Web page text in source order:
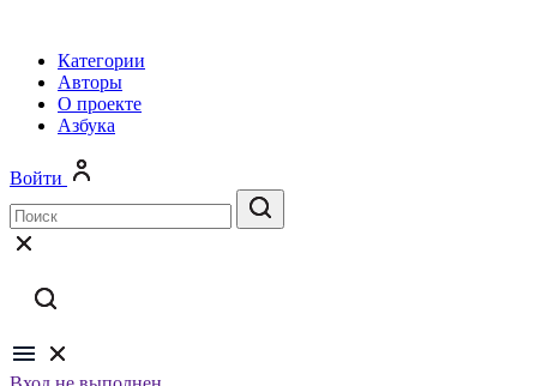
Категории
Авторы
О проекте
Азбука
Войти